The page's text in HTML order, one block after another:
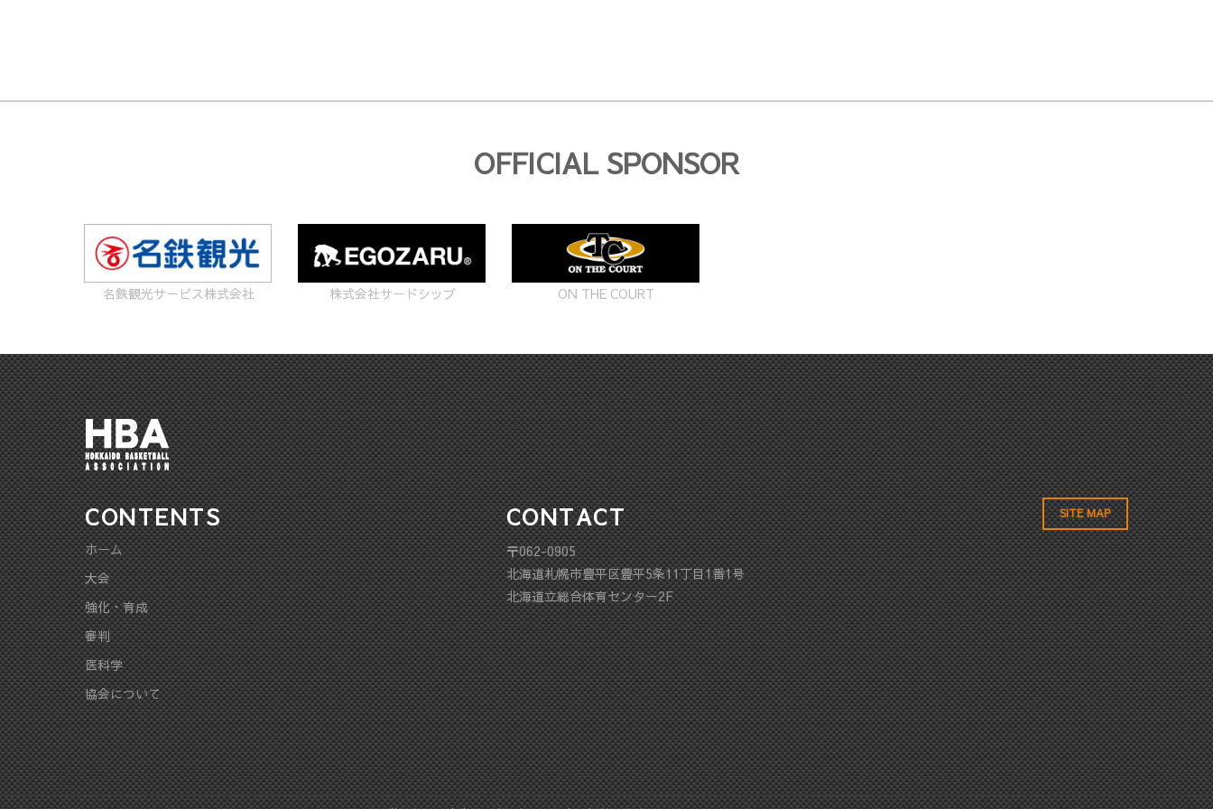
OFFICIAL SPONSOR
名鉄観光サービス株式会社 株式会社サードシップ ON THE COURT
CONTENTS
ホーム
大会
強化・育成
審判
医科学
協会について
CONTACT
〒062-0905
北海道札幌市豊平区豊平5条11丁目1番1号
北海道立総合体育センター2F
SITE MAP